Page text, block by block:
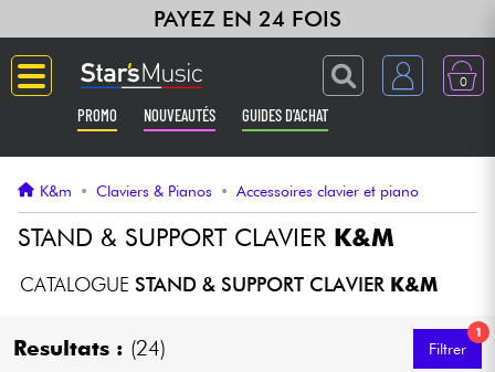
PAYEZ EN 24 FOIS
0
PROMO NOUVEAUTÉS GUIDES D'ACHAT
Guitares & Basses
Amplis & Effets
Claviers & Pianos
K&m • Claviers & Pianos • Accessoires clavier et piano
STAND & SUPPORT CLAVIER K&M
CATALOGUE STAND & SUPPORT CLAVIER K&M
Resultats : (24)
1
Filtrer